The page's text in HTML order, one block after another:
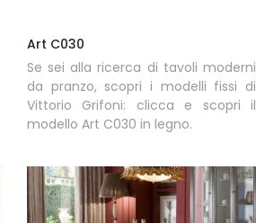
Art C030
Se sei alla ricerca di tavoli moderni
da pranzo, scopri i modelli fissi di
Vittorio Grifoni: clicca e scopri il
modello Art C030 in legno.